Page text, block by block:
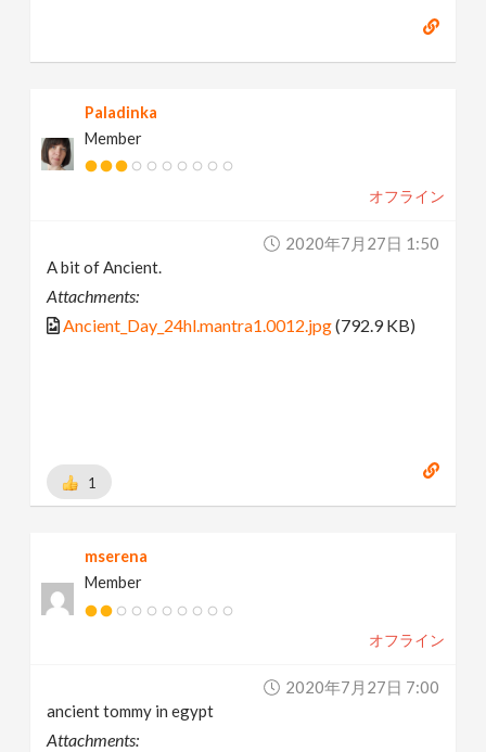
Paladinka
Member
オフライン
2020年7月27日 1:50
A bit of Ancient.
Attachments:
Ancient_Day_24hl.mantra1.0012.jpg(792.9 KB)
1
mserena
Member
オフライン
2020年7月27日 7:00
ancient tommy in egypt
Attachments: